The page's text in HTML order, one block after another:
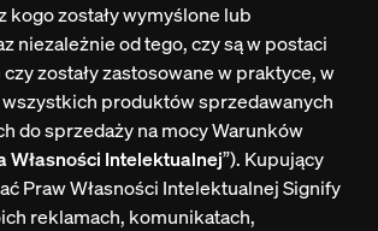
kogo zostały wymyślone lub
niezależnie od tego, czy są w postaci
zostały zastosowane w praktyce, w
produktów sprzedawanych
do sprzedaży na mocy Warunków
Własności Intelektualnej”). Kupujący
Praw Własności Intelektualnej Signify
reklamach, komunikatach,